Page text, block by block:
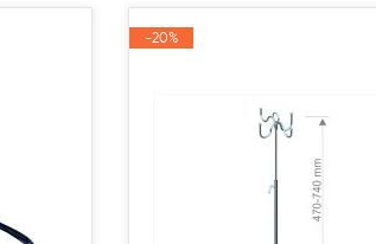
-20%
-20%